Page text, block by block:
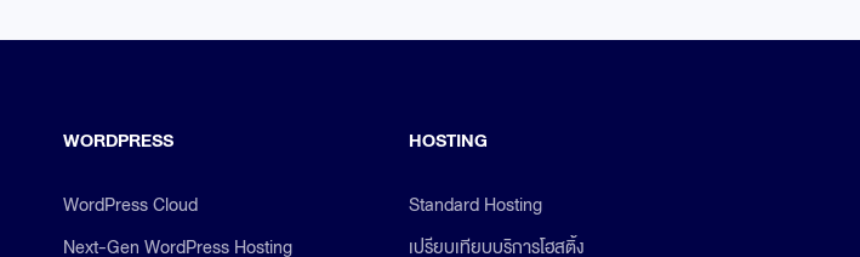
WORDPRESS
WordPress Cloud
Next-Gen WordPress Hosting
HOSTING
Standard Hosting
เปรียบเทียบบริการโฮสติ้ง